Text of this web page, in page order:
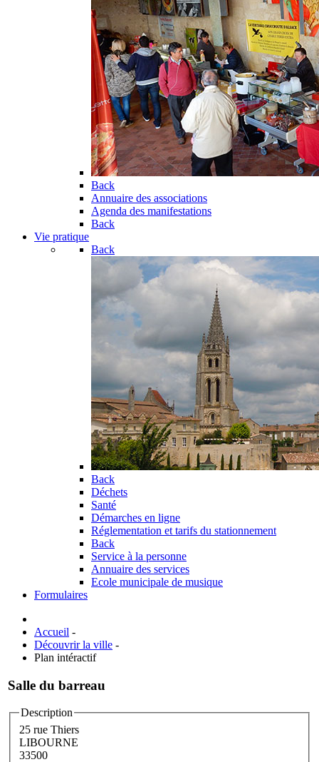
Back
Annuaire des associations
Agenda des manifestations
Back
Vie pratique
Back
Back
Déchets
Santé
Démarches en ligne
Réglementation et tarifs du stationnement
Back
Service à la personne
Annuaire des services
Ecole municipale de musique
Formulaires
Accueil -
Découvrir la ville -
Plan intéractif
Salle du barreau
Description
25 rue Thiers
LIBOURNE
33500